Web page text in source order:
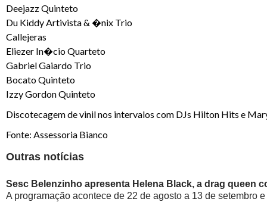
Deejazz Quinteto
Du Kiddy Artivista & �nix Trio
Callejeras
Eliezer In�cio Quarteto
Gabriel Gaiardo Trio
Bocato Quinteto
Izzy Gordon Quinteto
Discotecagem de vinil nos intervalos com DJs Hilton Hits e
Fonte: Assessoria Bianco
Outras notícias
Sesc Belenzinho apresenta Helena Black, a drag queen
A programação acontece de 22 de agosto a 13 de setembro